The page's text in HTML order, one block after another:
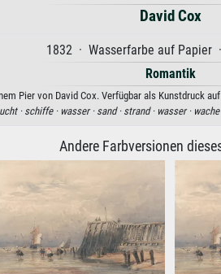
David Cox
1832 · Wasserfarbe auf Papier
Romantik
Pier von David Cox. Verfügbar als Kunstdruck
·schiffe · wasser · sand · strand · wasser · wache
Andere Farbversionen